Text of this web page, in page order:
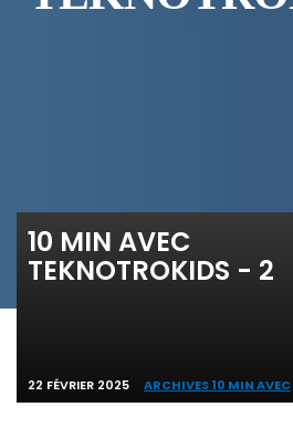
10 MIN AVEC
TEKNOTROKIDS - 2
22 FÉVRIER 2025 ARCHIVES 10 MIN AVEC